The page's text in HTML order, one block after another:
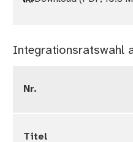
Integrationsratswahl
Nr.
Titel